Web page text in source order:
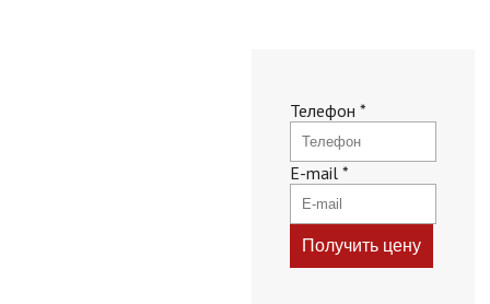
Телефон *
E-mail *